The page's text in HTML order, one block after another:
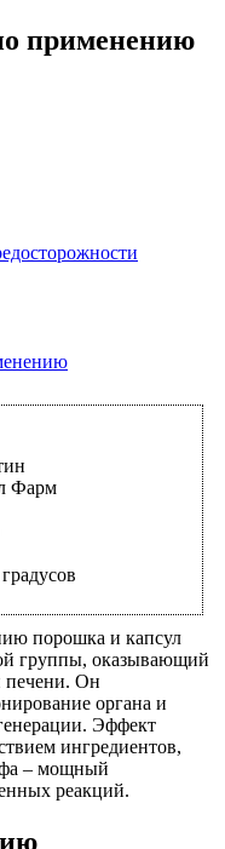
применению
Фарм
группы, оказывающий
печени. Он
органа и
Эффект
ингредиентов,
– мощный
реакций.